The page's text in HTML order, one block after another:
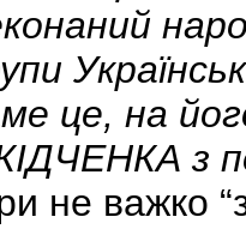
це, на
з
не важко